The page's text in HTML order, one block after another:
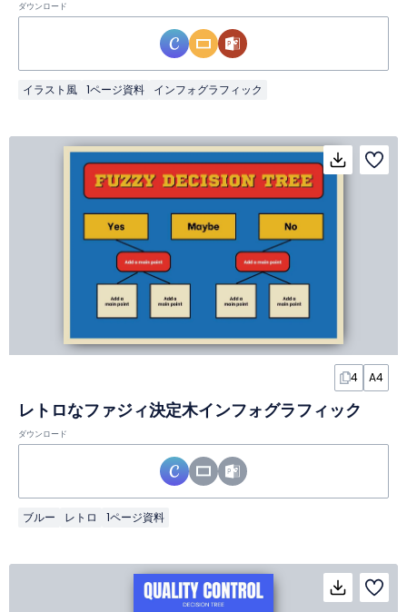
ダウンロード
イラスト風 1ページ資料 インフォグラフィック
4 A4
レトロなファジィ決定木インフォグラフィック
ダウンロード
ブルー レトロ 1ページ資料